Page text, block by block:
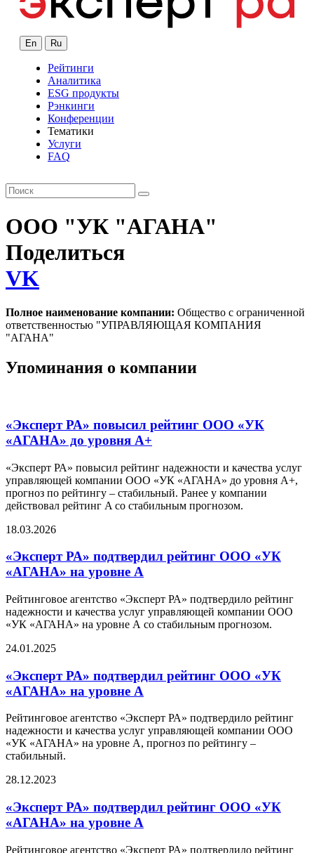
En Ru
Рейтинги
Аналитика
ESG продукты
Рэнкинги
Конференции
Тематики
Услуги
FAQ
ООО "УК "АГАНА"
Поделиться
VK
Полное наименование компании: Общество с ограниченной
ответственностью "УПРАВЛЯЮЩАЯ КОМПАНИЯ
"АГАНА"
Упоминания о компании
«Эксперт РА» повысил рейтинг ООО «УК
«АГАНА» до уровня А+
«Эксперт РА» повысил рейтинг надежности и качества услуг
управляющей компании ООО «УК «АГАНА» до уровня А+,
прогноз по рейтингу – стабильный. Ранее у компании
действовал рейтинг A со стабильным прогнозом.
18.03.2026
«Эксперт РА» подтвердил рейтинг ООО «УК
«АГАНА» на уровне А
Рейтинговое агентство «Эксперт РА» подтвердило рейтинг
надежности и качества услуг управляющей компании ООО
«УК «АГАНА» на уровне А со стабильным прогнозом.
24.01.2025
«Эксперт РА» подтвердил рейтинг ООО «УК
«АГАНА» на уровне А
Рейтинговое агентство «Эксперт РА» подтвердило рейтинг
надежности и качества услуг управляющей компании ООО
«УК «АГАНА» на уровне А, прогноз по рейтингу –
стабильный.
28.12.2023
«Эксперт РА» подтвердил рейтинг ООО «УК
«АГАНА» на уровне А
Рейтинговое агентство «Эксперт РА» подтвердило рейтинг